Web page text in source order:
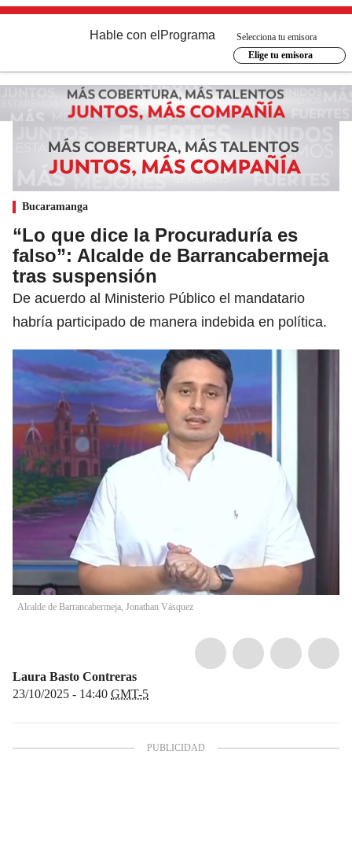
Hable con el Programa
Selecciona tu emisora
Elige tu emisora
Bucaramanga
“Lo que dice la Procuraduría es
falso”: Alcalde de Barrancabermeja
tras suspensión
De acuerdo al Ministerio Público el mandatario
habría participado de manera indebida en política.
Alcalde de Barrancabermeja, Jonathan Vásquez
Laura Basto Contreras
23/10/2025 - 14:40 GMT-5